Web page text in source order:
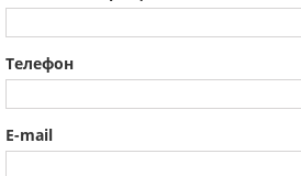
Телефон
E-mail